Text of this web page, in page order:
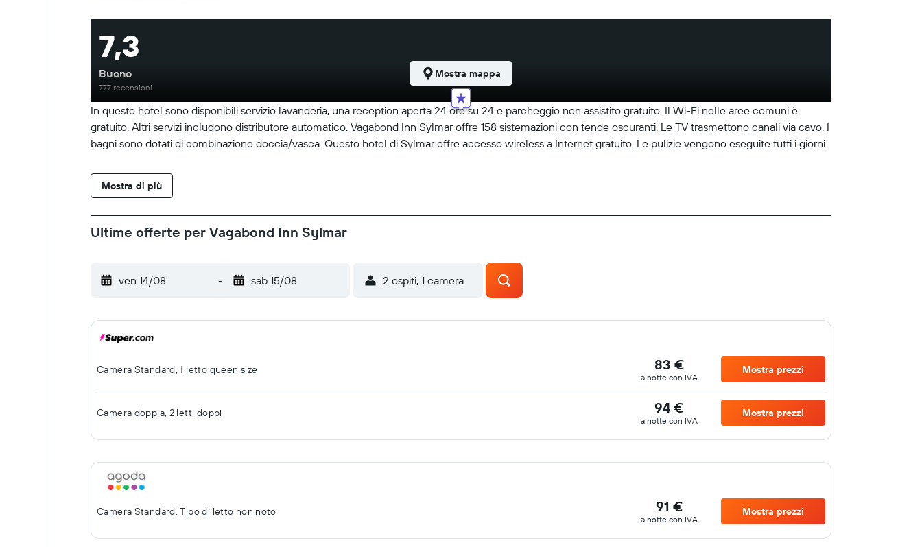
In questo hotel sono disponibili servizio lavanderia, una reception aperta 24 ore su 24 e parcheggio non assistito gratuito. Il Wi-Fi nelle aree comuni è
gratuito. Altri servizi includono distributore automatico. Vagabond Inn Sylmar offre 158 sistemazioni con tende oscuranti. Le TV trasmettono canali via cavo. I
bagni sono dotati di combinazione doccia/vasca. Questo hotel di Sylmar offre accesso wireless a Internet gratuito. Le pulizie vengono eseguite tutti i giorni.
Mostra di più
7,3
Buono
777 recensioni
Mostra mappa
Ultime offerte per Vagabond Inn Sylmar
ven 14/08 - sab 15/08 2 ospiti, 1 camera
Camera Standard, 1 letto queen size 83 €
a notte con IVA
Mostra prezzi
Camera doppia, 2 letti doppi 94 €
a notte con IVA
Mostra prezzi
Camera Standard, Tipo di letto non noto 91 €
a notte con IVA
Mostra prezzi